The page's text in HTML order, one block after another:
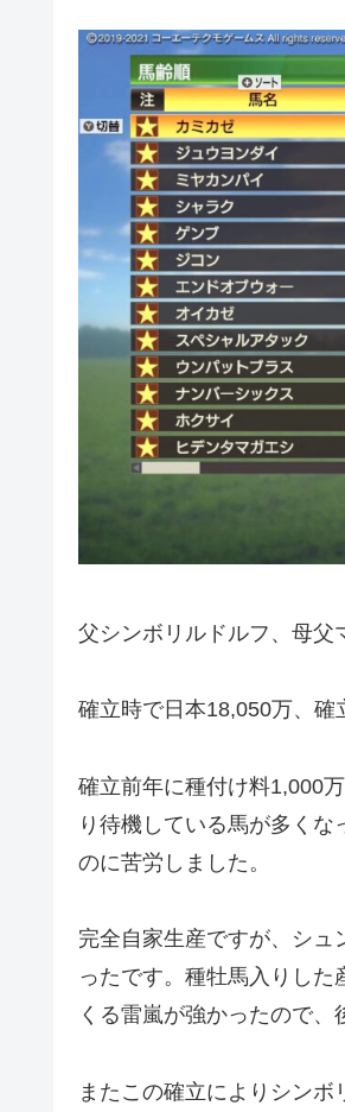
父シンボリルドルフ、母父
確立時で日本18,050万、確
確立前年に種付け料1,000
り待機している馬が多く
のに苦労しました。
完全自家生産ですが、シ
ったです。種牡馬入りし
くる雷嵐が強かったので、
またこの確立によりシン